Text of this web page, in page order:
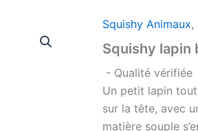
Squishy Animaux,
Squishy lapin
- Qualité vérifiée
Un petit lapin
sur la tête, avec
matière souple